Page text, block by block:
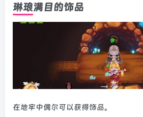
琳琅满目的饰品
在地牢中偶尔可以获得饰品。